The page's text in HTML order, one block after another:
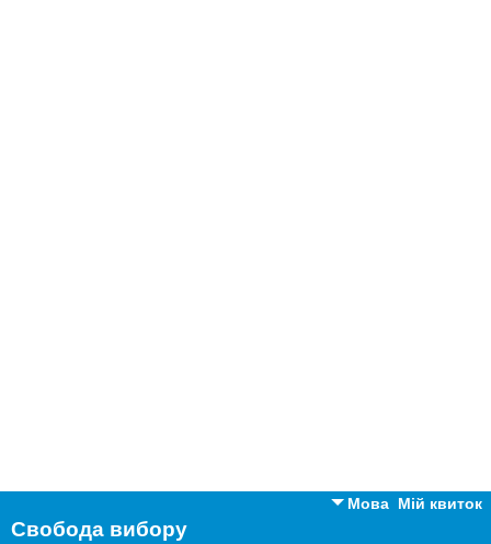
Мій квиток
Мова
Свобода вибору